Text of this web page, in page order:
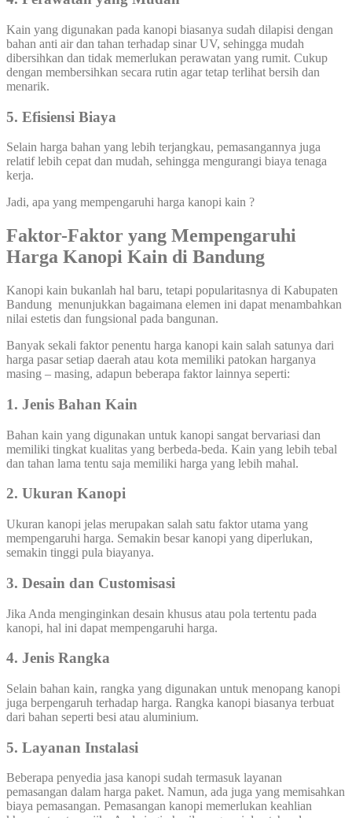
Kain yang digunakan pada kanopi biasanya sudah dilapisi dengan
bahan anti air dan tahan terhadap sinar UV, sehingga mudah
dibersihkan dan tidak memerlukan perawatan yang rumit. Cukup
dengan membersihkan secara rutin agar tetap terlihat bersih dan
menarik.
5. Efisiensi Biaya
Selain harga bahan yang lebih terjangkau, pemasangannya juga
relatif lebih cepat dan mudah, sehingga mengurangi biaya tenaga
kerja.
Jadi, apa yang mempengaruhi harga kanopi kain ?
Faktor-Faktor yang Mempengaruhi
Harga Kanopi Kain di Bandung
Kanopi kain bukanlah hal baru, tetapi popularitasnya di Kabupaten
Bandung menunjukkan bagaimana elemen ini dapat menambahkan
nilai estetis dan fungsional pada bangunan.
Banyak sekali faktor penentu harga kanopi kain salah satunya dari
harga pasar setiap daerah atau kota memiliki patokan harganya
masing – masing, adapun beberapa faktor lainnya seperti:
1. Jenis Bahan Kain
Bahan kain yang digunakan untuk kanopi sangat bervariasi dan
memiliki tingkat kualitas yang berbeda-beda. Kain yang lebih tebal
dan tahan lama tentu saja memiliki harga yang lebih mahal.
2. Ukuran Kanopi
Ukuran kanopi jelas merupakan salah satu faktor utama yang
mempengaruhi harga. Semakin besar kanopi yang diperlukan,
semakin tinggi pula biayanya.
3. Desain dan Customisasi
Jika Anda menginginkan desain khusus atau pola tertentu pada
kanopi, hal ini dapat mempengaruhi harga.
4. Jenis Rangka
Selain bahan kain, rangka yang digunakan untuk menopang kanopi
juga berpengaruh terhadap harga. Rangka kanopi biasanya terbuat
dari bahan seperti besi atau aluminium.
5. Layanan Instalasi
Beberapa penyedia jasa kanopi sudah termasuk layanan
pemasangan dalam harga paket. Namun, ada juga yang memisahkan
biaya pemasangan. Pemasangan kanopi memerlukan keahlian